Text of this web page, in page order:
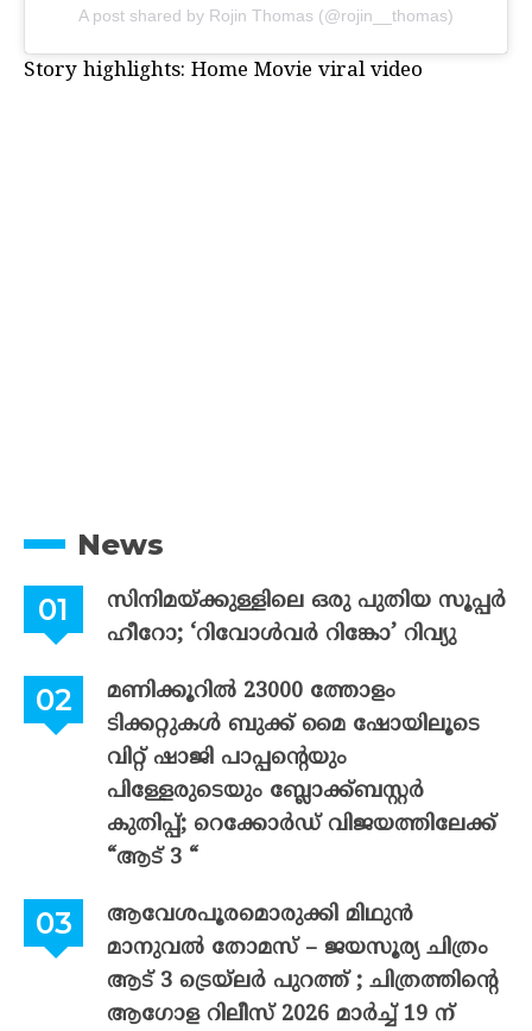
A post shared by Rojin Thomas (@rojin__thomas)
Story highlights: Home Movie viral video
News
സിനിമയ്ക്കുള്ളിലെ ഒരു പുതിയ സൂപ്പർ
ഹീറോ; ‘റിവോൾവർ റിങ്കോ’ റിവ്യു
മണിക്കൂറിൽ 23000 ത്തോളം
ടിക്കറ്റുകൾ ബുക്ക് മൈ ഷോയിലൂടെ
വിറ്റ് ഷാജി പാപ്പന്റെയും
പിള്ളേരുടെയും ബ്ലോക്ക്ബസ്റ്റർ
കുതിപ്പ്; റെക്കോർഡ് വിജയത്തിലേക്ക്
“ആട് 3 “
ആവേശപൂരമൊരുക്കി മിഥുൻ
മാനുവൽ തോമസ് – ജയസൂര്യ ചിത്രം
ആട് 3 ട്രെയ്‌ലർ പുറത്ത് ; ചിത്രത്തിന്റെ
ആഗോള റിലീസ് 2026 മാർച്ച് 19 ന്